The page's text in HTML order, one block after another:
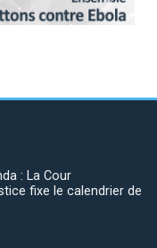
Next
: La Cour
fixe le calendrier de